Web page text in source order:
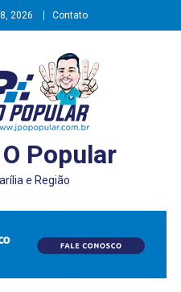
2026 Contato
Popular
e Região